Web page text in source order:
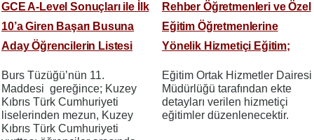
GCE A-Level Sonuçları ile İlk
10’a Giren Başarı Busuna
Aday Öğrencilerin Listesi
Burs Tüzüğü’nün 11.
Maddesi gereğince; Kuzey
Kıbrıs Türk Cumhuriyeti
liselerinden mezun, Kuzey
Kıbrıs Türk Cumhuriyeti
Rehber Öğretmenleri ve Özel
Eğitim Öğretmenlerine
Yönelik Hizmetiçi Eğitim;
Eğitim Ortak Hizmetler Dairesi
Müdürlüğü tarafından ekte
detayları verilen hizmetiçi
eğitimler düzenlenecektir.